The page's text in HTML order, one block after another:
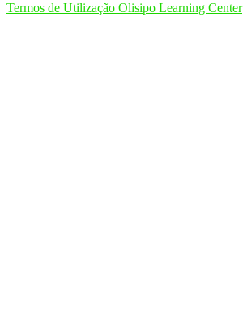
Termos de Utilização Olisipo Learning Center